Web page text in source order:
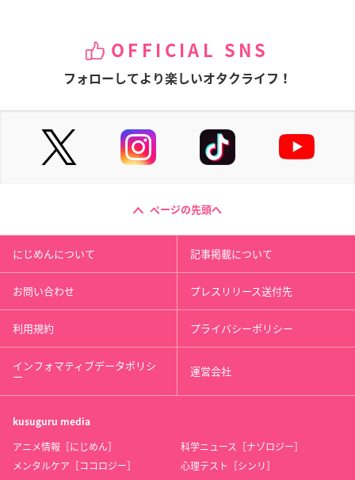
OFFICIAL SNS
フォローしてより楽しいオタクライフ！
ページの先頭へ
にじめんについて 記事掲載について
お問い合わせ プレスリリース送付先
利用規約 プライバシーポリシー
インフォマティブデータポリシ
ー 運営会社
kusuguru media
アニメ情報［にじめん］
科学ニュース［ナゾロジー］
メンタルケア［ココロジー］
心理テスト［シンリ］